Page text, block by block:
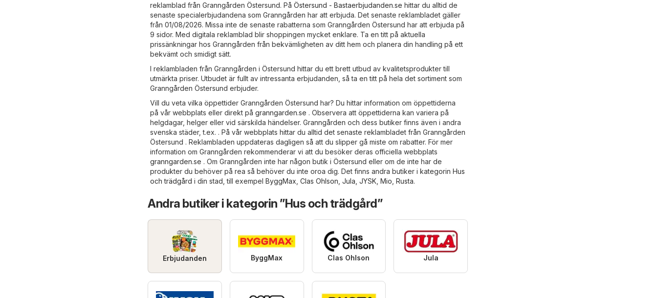
reklamblad från Granngården Östersund. På Östersund - Bastaerbjudanden.se hittar du alltid de
senaste specialerbjudandena som Granngården har att erbjuda. Det senaste reklambladet gäller
från 01/08/2026. Missa inte de senaste rabatterna som Granngården Östersund har att erbjuda på
9 sidor. Med digitala reklamblad blir shoppingen mycket enklare. Ta en titt på aktuella
prissänkningar hos Granngården från bekvämligheten av ditt hem och planera din handling på ett
bekvämt och smidigt sätt.
I reklambladen från Granngården i Östersund hittar du ett brett utbud av kvalitetsprodukter till
utmärkta priser. Utbudet är fullt av intressanta erbjudanden, så ta en titt på hela det sortiment som
Granngården Östersund erbjuder.
Vill du veta vilka öppettider Granngården Östersund har? Du hittar information om öppettiderna
på vår webbplats eller direkt på granngarden.se . Observera att öppettiderna kan variera på
helgdagar, helger eller vid särskilda händelser. Granngården och dess butiker finns även i andra
svenska städer, t.ex. . På vår webbplats hittar du alltid det senaste reklambladet från Granngården
Östersund . Reklambladen uppdateras dagligen så att du slipper gå miste om rabatter. För mer
information om Granngården rekommenderar vi att du besöker deras officiella webbplats
granngarden.se . Om Granngården inte har någon butik i Östersund eller om de inte har de
produkter du behöver på rea så behöver du inte oroa dig. Det finns andra butiker i kategorin Hus
och trädgård i din stad, till exempel ByggMax Clas Ohlson Jula JYSK Mio Rusta.
Andra butiker i kategorin ”Hus och trädgård”
Erbjudanden ByggMax Clas Ohlson Jula